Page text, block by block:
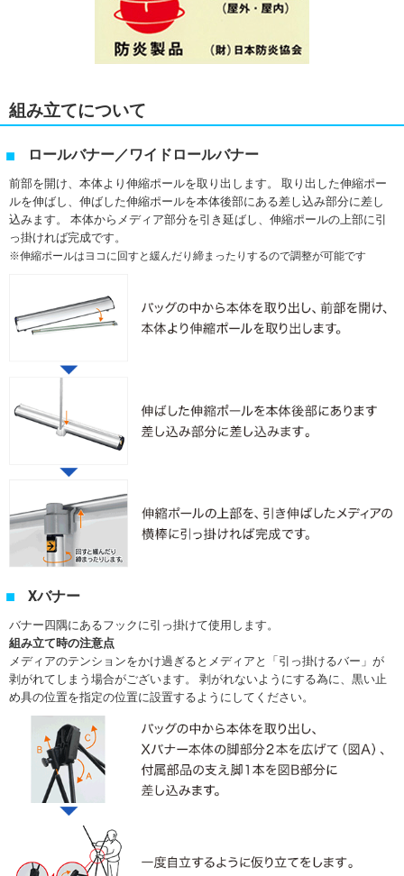
組み立てについて
ロールバナー／ワイドロールバナー
前部を開け、本体より伸縮ポールを取り出します。 取り出した伸縮ポー
ルを伸ばし、伸ばした伸縮ポールを本体後部にある差し込み部分に差し
込みます。 本体からメディア部分を引き延ばし、伸縮ポールの上部に引
っ掛ければ完成です。
伸縮ポールはヨコに回すと緩んだり締まったりするので調整が可能です
Xバナー
バナー四隅にあるフックに引っ掛けて使用します。
組み立て時の注意点
メディアのテンションをかけ過ぎるとメディアと「引っ掛けるバー」が
剥がれてしまう場合がございます。 剥がれないようにする為に、黒い止
め具の位置を指定の位置に設置するようにしてください。